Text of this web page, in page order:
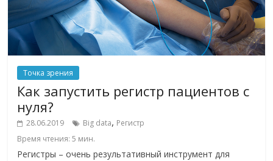
Точка зрения
Как запустить регистр пациентов с
нуля?
28.06.2019 Big data, Регистр
Время чтения:5 мин.
Регистры – очень результативный инструмент для